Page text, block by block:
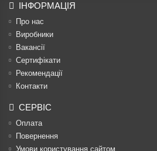
ІНФОРМАЦІЯ
Про нас
Виробники
Вакансії
Сертифікати
Рекомендації
Контакти
СЕРВІС
Оплата
Повернення
Умови користування сайтом